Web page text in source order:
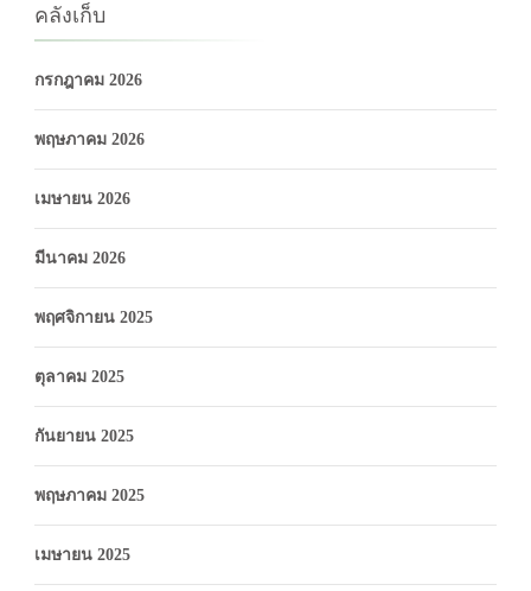
คลังเก็บ
กรกฎาคม 2026
พฤษภาคม 2026
เมษายน 2026
มีนาคม 2026
พฤศจิกายน 2025
ตุลาคม 2025
กันยายน 2025
พฤษภาคม 2025
เมษายน 2025